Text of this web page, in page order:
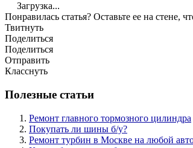
Загрузка...
Понравилась статья? Оставьте ее на стене,
Твитнуть
Поделиться
Поделиться
Отправить
Класснуть
Полезные статьи
Ремонт главного тормозного цилиндра
Покупать ли шины б/у?
Ремонт турбин в Москве на любой